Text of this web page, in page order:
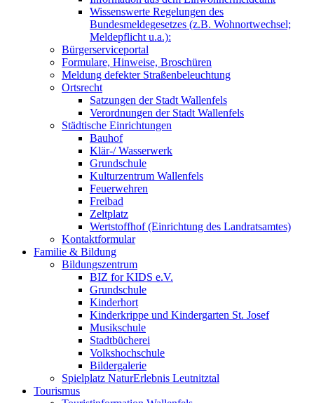
Wissenswerte Regelungen des
Bundesmeldegesetzes (z.B. Wohnortwechsel;
Meldepflicht u.a.):
Bürgerserviceportal
Formulare, Hinweise, Broschüren
Meldung defekter Straßenbeleuchtung
Ortsrecht
Satzungen der Stadt Wallenfels
Verordnungen der Stadt Wallenfels
Städtische Einrichtungen
Bauhof
Klär-/ Wasserwerk
Grundschule
Kulturzentrum Wallenfels
Feuerwehren
Freibad
Zeltplatz
Wertstoffhof (Einrichtung des Landratsamtes)
Kontaktformular
Familie & Bildung
Bildungszentrum
BIZ for KIDS e.V.
Grundschule
Kinderhort
Kinderkrippe und Kindergarten St. Josef
Musikschule
Stadtbücherei
Volkshochschule
Bildergalerie
Spielplatz NaturErlebnis Leutnitztal
Tourismus